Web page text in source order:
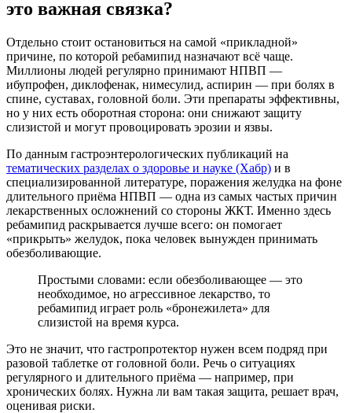
это важная связка?
Отдельно стоит остановиться на самой «прикладной»
причине, по которой ребамипид назначают всё чаще.
Миллионы людей регулярно принимают НПВП —
ибупрофен, диклофенак, нимесулид, аспирин — при болях в
спине, суставах, головной боли. Эти препараты эффективны,
но у них есть оборотная сторона: они снижают защиту
слизистой и могут провоцировать эрозии и язвы.
По данным гастроэнтерологических публикаций на
тематических разделах о здоровье и науке (Хабр) и в
специализированной литературе, поражения желудка на фоне
длительного приёма НПВП — одна из самых частых причин
лекарственных осложнений со стороны ЖКТ. Именно здесь
ребамипид раскрывается лучше всего: он помогает
«прикрыть» желудок, пока человек вынужден принимать
обезболивающие.
Простыми словами: если обезболивающее — это
необходимое, но агрессивное лекарство, то
ребамипид играет роль «бронежилета» для
слизистой на время курса.
Это не значит, что гастропротектор нужен всем подряд при
разовой таблетке от головной боли. Речь о ситуациях
регулярного и длительного приёма — например, при
хронических болях. Нужна ли вам такая защита, решает врач,
оценивая риски.